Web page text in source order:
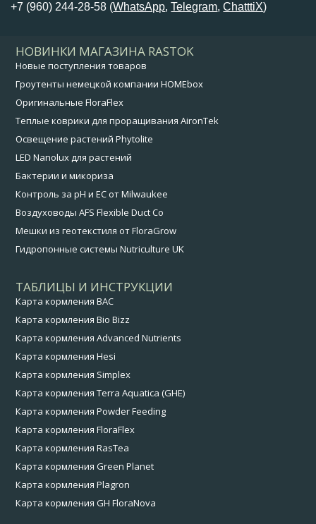
+7 (960) 244-28-58 (WhatsApp,Telegram,ChatttiX)
НОВИНКИ МАГАЗИНА RASTOK
Новые поступления товаров
Гроутенты немецкой компании HOMEbox
Оригинальные FloraFlex
Теплые коврики для проращивания AironTek
Освещение растений Phytolite
LED Nanolux для растений
Бактерии и микориза
Контроль за pH и EC от Milwaukee
Воздуховоды AFS Flexible Duct Co
Мешки из геотекстиля от FloraGrow
Гидропонные системы Nutriculture UK
ТАБЛИЦЫ И ИНСТРУКЦИИ
Карта кормления BAC
Карта кормления Bio Bizz
Карта кормления Advanced Nutrients
Карта кормления Hesi
Карта кормления Simplex
Карта кормления Terra Aquatica (GHE)
Карта кормления Powder Feeding
Карта кормления FloraFlex
Карта кормления RasTea
Карта кормления Green Planet
Карта кормления Plagron
Карта кормления GH FloraNova